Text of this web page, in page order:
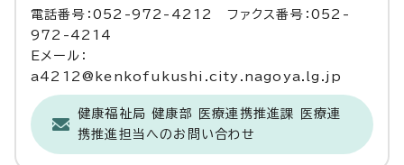
電話番号：052-972-4212 ファクス番号：052-
972-4214
Eメール：
a4212@kenkofukushi.city.nagoya.lg.jp
健康福祉局 健康部 医療連携推進課 医療連
携推進担当へのお問い合わせ